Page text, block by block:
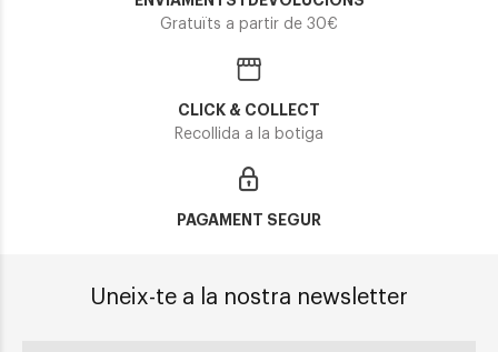
Gratuïts a partir de 30€
CLICK & COLLECT
Recollida a la botiga
PAGAMENT SEGUR
Uneix-te a la nostra newsletter